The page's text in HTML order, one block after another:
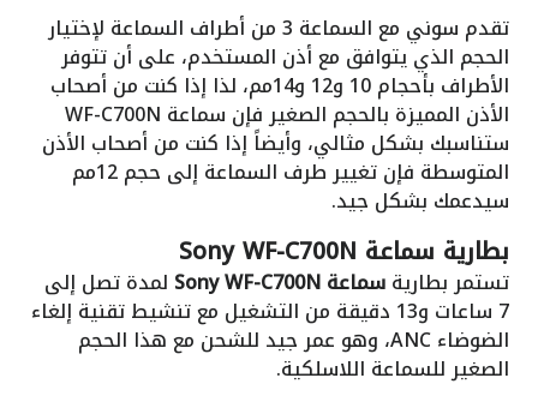
تقدم سوني مع السماعة 3 من أطراف السماعة لإختيار
الحجم الذي يتوافق مع أذن المستخدم، على أن تتوفر
الأطراف بأحجام 10 و12 و14مم، لذا إذا كنت من أصحاب
الأذن المميزة بالحجم الصغير فإن سماعة WF-C700N
ستناسبك بشكل مثالي، وأيضاً إذا كنت من أصحاب الأذن
المتوسطة فإن تغيير طرف السماعة إلى حجم 12مم
سيدعمك بشكل جيد.
بطارية سماعة Sony WF-C700N
تستمر بطاريةسماعة Sony WF-C700N لمدة تصل إلى
7 ساعات و13 دقيقة من التشغيل مع تنشيط تقنية إلغاء
الضوضاء ANC، وهو عمر جيد للشحن مع هذا الحجم
الصغير للسماعة اللاسلكية.